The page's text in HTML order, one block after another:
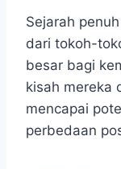
Sejarah
dari tokoh-
besar bagi
kisah mereka
mencapai
perbedaan